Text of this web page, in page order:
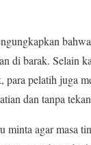
di barak. Selain
para pelatih juga
dan tanpa
minta agar masa